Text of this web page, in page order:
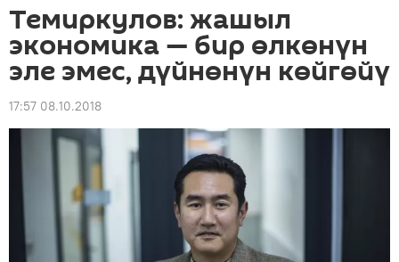
Темиркулов: жашыл
экономика — бир өлкөнүн
эле эмес, дүйнөнүн көйгөйү
17:57 08.10.2018